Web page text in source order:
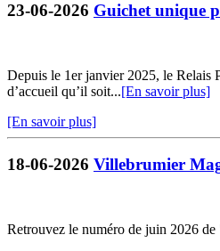
23-06-2026 Guichet unique
Depuis le 1er janvier 2025, le Relais
d’accueil qu’il soit...[En savoir plus]
[En savoir plus]
18-06-2026 Villebrumier
Retrouvez le numéro de juin 2026